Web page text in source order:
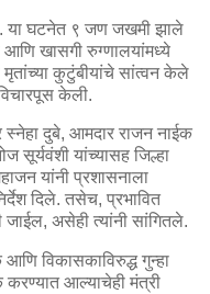
या घटनेत ९ जण जखमी झाले
आणि खासगी रुग्णालयांमध्ये
कुटुंबीयांचे सांत्वन केले
केली.
दुबे, आमदार राजन नाईक
सूर्यवंशी यांच्यासह जिल्हा
यांनी प्रशासनाला
दिले. तसेच, प्रभावित
जाईल, असेही त्यांनी सांगितले.
विकासकाविरुद्ध गुन्हा
आल्याचेही मंत्री